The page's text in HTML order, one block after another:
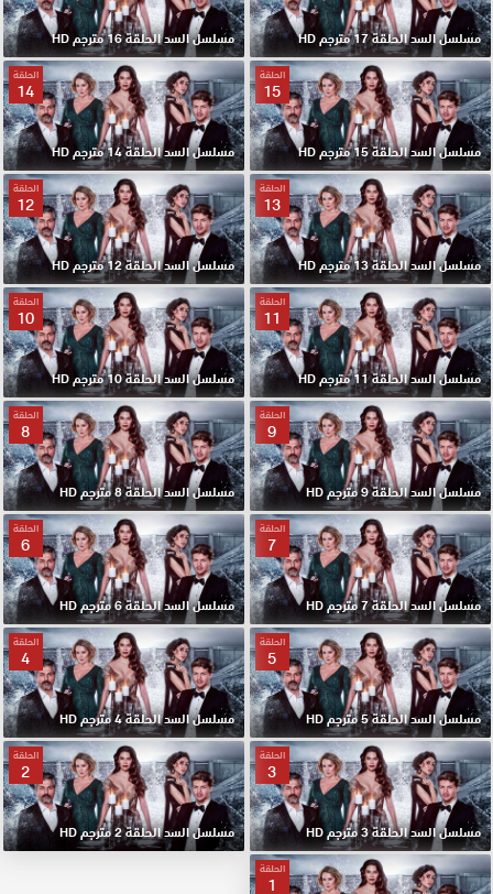
مسلسل السد الحلقة 17 مترجم HD مسلسل السد الحلقة 16 مترجم HD
الحلقة
15
مسلسل السد الحلقة 15 مترجم HD
الحلقة
14
مسلسل السد الحلقة 14 مترجم HD
الحلقة
13
مسلسل السد الحلقة 13 مترجم HD
الحلقة
12
مسلسل السد الحلقة 12 مترجم HD
الحلقة
11
مسلسل السد الحلقة 11 مترجم HD
الحلقة
10
مسلسل السد الحلقة 10 مترجم HD
الحلقة
9
مسلسل السد الحلقة 9 مترجم HD
الحلقة
8
مسلسل السد الحلقة 8 مترجم HD
الحلقة
7
مسلسل السد الحلقة 7 مترجم HD
الحلقة
6
مسلسل السد الحلقة 6 مترجم HD
الحلقة
5
مسلسل السد الحلقة 5 مترجم HD
الحلقة
4
مسلسل السد الحلقة 4 مترجم HD
الحلقة
3
مسلسل السد الحلقة 3 مترجم HD
الحلقة
2
مسلسل السد الحلقة 2 مترجم HD
الحلقة
1